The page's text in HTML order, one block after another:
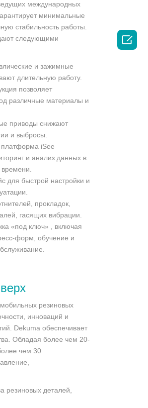
международных
минимальные
стабильность работы.
следующими
и зажимные
длительную работу.
позволяет
различные материалы и
приводы снижают
и выбросы.
платформа iSee
и анализ данных в
для быстрой настройки и
прокладок,
гасящих вибрации.
«под ключ» , включая
форм, обучение и
резиновых
инноваций и
Dekuma обеспечивает
Обладая более чем 20-
чем 30
резиновых деталей,
